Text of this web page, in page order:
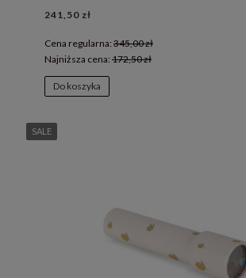
241,50 zł
Cena regularna: 345,00 zł
Najniższa cena: 172,50 zł
Do koszyka
SALE